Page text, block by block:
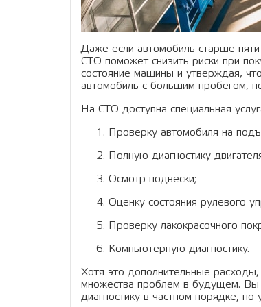
Даже если автомобиль старше пяти
СТО поможет снизить риски при
состояние машины и утверждая,
автомобиль с большим пробегом,
На СТО доступна специальная
Проверку автомобиля на
Полную диагностику
Осмотр подвески;
Оценку состояния рулевого
Проверку лакокрасочного
Компьютерную диагностику.
Хотя это дополнительные
множества проблем в будущем. Вы
диагностику в частном порядке,